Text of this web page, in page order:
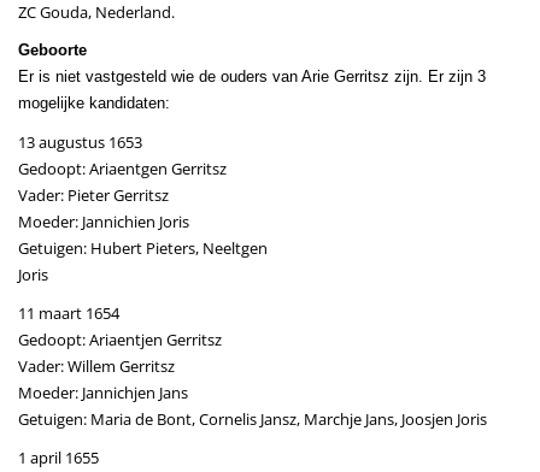
ZC Gouda, Nederland.
Geboorte
Er is niet vastgesteld wie de ouders van Arie Gerritsz zijn. Er zijn 3
mogelijke kandidaten:
13 augustus 1653
Gedoopt: Ariaentgen Gerritsz
Vader: Pieter Gerritsz
Moeder: Jannichien Joris
Getuigen: Hubert Pieters, Neeltgen
Joris
11 maart 1654
Gedoopt: Ariaentjen Gerritsz
Vader: Willem Gerritsz
Moeder: Jannichjen Jans
Getuigen: Maria de Bont, Cornelis Jansz, Marchje Jans, Joosjen Joris
1 april 1655